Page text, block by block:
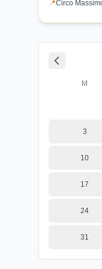
Ticketmaster.
📍Circo
M
3
10
17
24
31